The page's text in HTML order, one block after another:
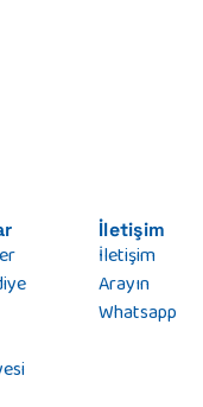
İletişim
İletişim
Arayın
Whatsapp